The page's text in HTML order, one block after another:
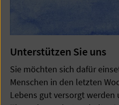
Unterstützen Sie uns
Sie möchten sich dafür
Menschen in den letzten
Lebens gut versorgt werden